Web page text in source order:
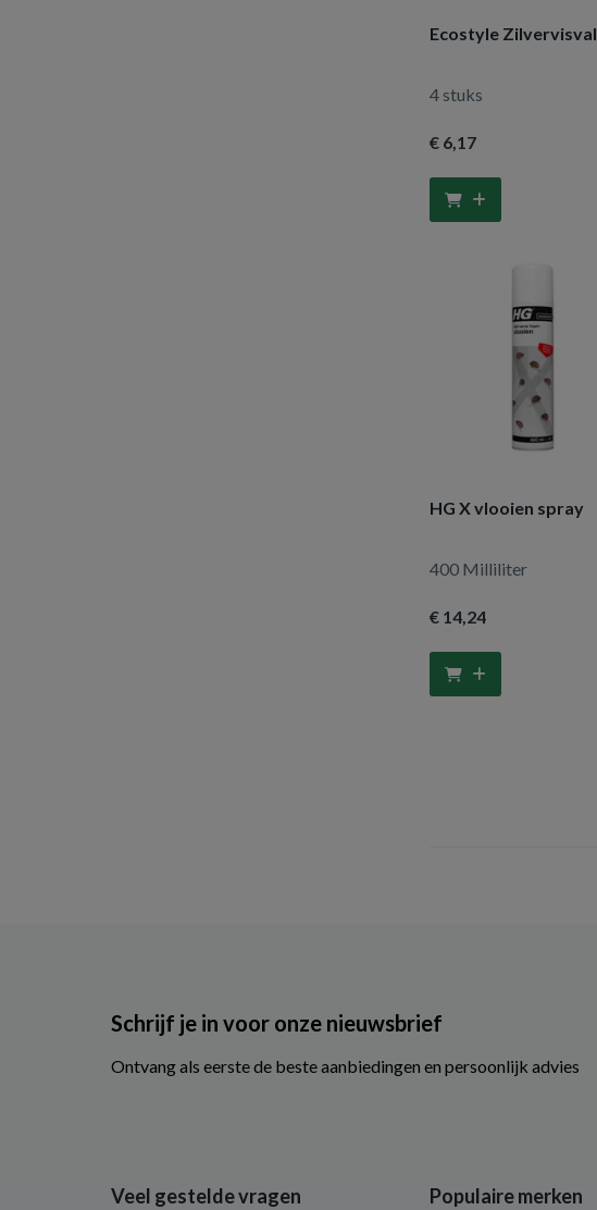
Ecostyle Zilvervisval
4 stuks
€ 6,17
HG X vlooien spray
400 Milliliter
€ 14,24
Schrijf je in voor onze nieuwsbrief
Ontvang als eerste de beste aanbiedingen en persoonlijk advies
Veel gestelde vragen Populaire merken